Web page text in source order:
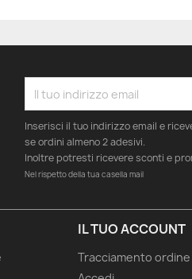
Inserisci il tuo indirizzo email e
se ordini almeno 2 adesivi.
Inoltre potresti ricevere sconti e
Nel rispetto della tua casella mail
IL TUO ACCOUNT
Tracciamento ordine